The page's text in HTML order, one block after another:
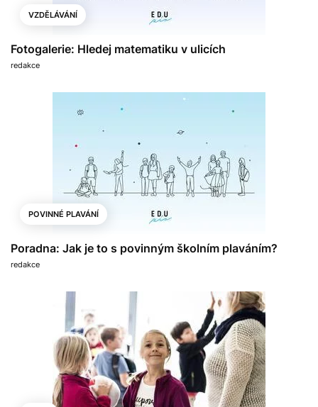
VZDĚLÁVÁNÍ
Fotogalerie: Hledej matematiku v ulicích
redakce
POVINNÉ PLAVÁNÍ
Poradna: Jak je to s povinným školním plaváním?
redakce